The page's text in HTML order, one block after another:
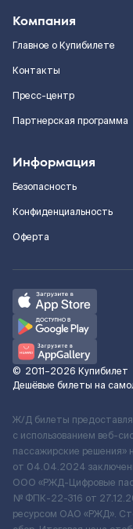
Компания
Главное о Купибилете
Контакты
Пресс-центр
Партнерская программа
Информация
Безопасность
Конфиденциальность
Оферта
© 2011–2026 Купибилет
Дешёвые билеты на
Ж/Д билеты
с использованием веб-
пассажирские решения»
от 04.04.2024
ООО «РЖД-Цифровые
№ ФПК-22-316 от
ресурсом ОАО «РЖД».